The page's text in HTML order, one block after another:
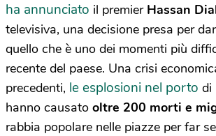
ha annunciato il premier Hassan
televisiva, una decisione presa per
quello che è uno dei momenti più
recente del paese. Una crisi
precedenti, le esplosioni nel porto di
hanno causato oltre 200 morti e
rabbia popolare nelle piazze per far